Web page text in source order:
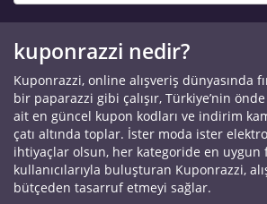
kuponrazzi nedir?
Kuponrazzi, online alışveriş dünyasında
bir paparazzi gibi çalışır, Türkiye’nin
ait en güncel kupon kodları ve indirim
çatı altında toplar. İster moda ister
ihtiyaçlar olsun, her kategoride en uygun
kullanıcılarıyla buluşturan Kuponrazzi,
bütçeden tasarruf etmeyi sağlar.